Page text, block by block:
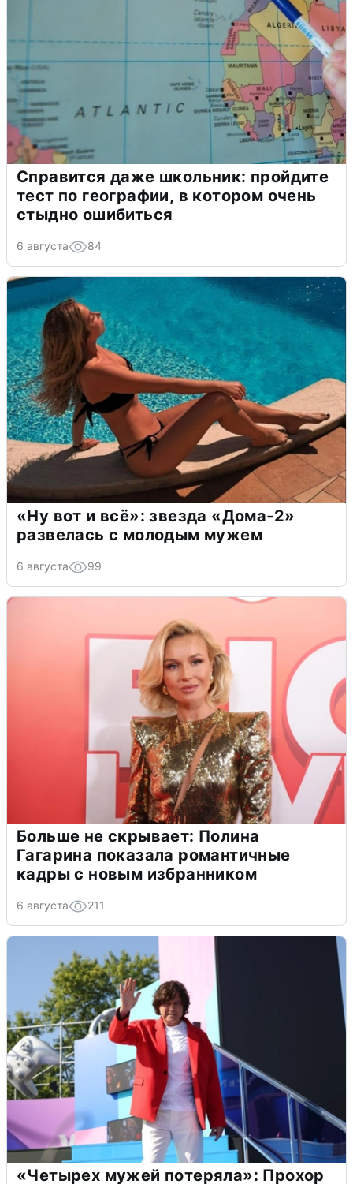
Справится даже школьник: пройдите
тест по географии, в котором очень
стыдно ошибиться
6 августа 84
«Ну вот и всё»: звезда «Дома-2»
развелась с молодым мужем
6 августа 99
Больше не скрывает: Полина
Гагарина показала романтичные
кадры с новым избранником
6 августа 211
«Четырех мужей потеряла»: Прохор